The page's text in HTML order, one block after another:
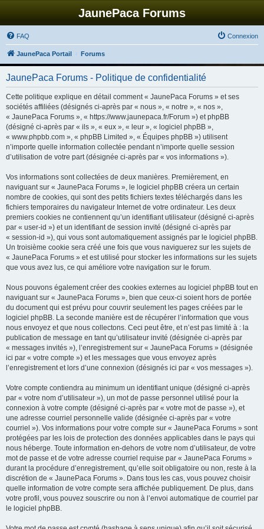
JaunePaca Forums
FAQ Connexion
JaunePaca Portail Forums
JaunePaca Forums - Politique de confidentialité
Cette politique explique en détail comment « JaunePaca Forums » et ses
sociétés affiliées (désignés ci-après par « nous », « notre », « nos »,
« JaunePaca Forums », « https://www.jaunepaca.fr/Forum ») et phpBB
(désigné ci-après par « ils », « eux », « leur », « logiciel phpBB »,
« www.phpbb.com », « phpBB Limited », « Équipes phpBB ») utilisent
n’importe quelle information collectée pendant n’importe quelle session
d’utilisation de votre part (désignée ci-après par « vos informations »).
Vos informations sont collectées de deux manières. Premièrement, en
naviguant sur « JaunePaca Forums », le logiciel phpBB créera un certain
nombre de cookies, qui sont des petits fichiers textes téléchargés dans les
fichiers temporaires du navigateur Internet de votre ordinateur. Les deux
premiers cookies ne contiennent qu’un identifiant utilisateur (désigné ci-après
par « user-id ») et un identifiant de session invité (désigné ci-après par
« session-id »), qui vous sont automatiquement assignés par le logiciel phpBB.
Un troisième cookie sera créé une fois que vous naviguerez sur les sujets de
« JaunePaca Forums » et est utilisé pour stocker les informations sur les sujets
que vous avez lus, ce qui améliore votre navigation sur le forum.
Nous pouvons également créer des cookies externes au logiciel phpBB tout en
naviguant sur « JaunePaca Forums », bien que ceux-ci soient hors de portée
du document qui est prévu pour couvrir seulement les pages créées par le
logiciel phpBB. La seconde manière est de récupérer l’information que vous
nous envoyez et que nous collectons. Ceci peut être, et n’est pas limité à : la
publication de message en tant qu’utilisateur invité (désignée ci-après par
« messages invités »), l’enregistrement sur « JaunePaca Forums » (désignée
ici par « votre compte ») et les messages que vous envoyez après
l’enregistrement et lors d’une connexion (désignés ici par « vos messages »).
Votre compte contiendra au minimum un identifiant unique (désigné ci-après
par « votre nom d’utilisateur »), un mot de passe personnel utilisé pour la
connexion à votre compte (désigné ci-après par « votre mot de passe »), et
une adresse courriel personnelle valide (désignée ci-après par « votre
courriel »). Vos informations pour votre compte sur « JaunePaca Forums » sont
protégées par les lois de protection des données applicables dans le pays qui
nous héberge. Toute information en-dehors de votre nom d’utilisateur, de votre
mot de passe et de votre adresse courriel requise par « JaunePaca Forums »
durant la procédure d’enregistrement, qu’elle soit obligatoire ou non, reste à la
discrétion de « JaunePaca Forums ». Dans tous les cas, vous pouvez choisir
quelle information de votre compte sera affichée publiquement. De plus, dans
votre profil, vous pouvez souscrire ou non à l’envoi automatique de courriel par
le logiciel phpBB.